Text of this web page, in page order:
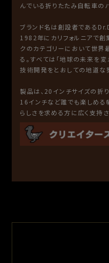
んでいる折りたたみ自転車の
ブランド名は創設者である
1982年にカリフォルニアで創
クのカテゴリーにおいて世界
る。すべては「地球の未来を
技術開発をとおしての地道な
製品は、20インチサイズの折
16インチなど誰でも楽しめる
らしさを求める方に広く支持さ
A 出来るだけ小さい折り畳
小さな本体に高い走行性能、